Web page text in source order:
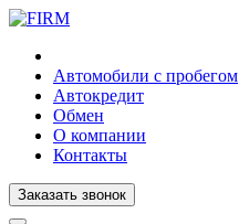
Автомобили с пробегом
Автокредит
Обмен
О компании
Контакты
Заказать звонок